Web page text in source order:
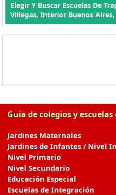
Elegir Y Buscar Escuelas De
Villegas, Interior Buenos
Guia de colegios y
Jardines Maternales
Jardines de Infantes / Nivel
Nivel Primario
Nivel Secundario
Educación Especial
Escuelas de Integración